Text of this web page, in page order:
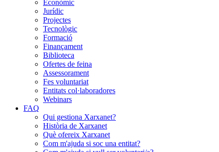
Econòmic
Jurídic
Projectes
Tecnològic
Formació
Finançament
Biblioteca
Ofertes de feina
Assessorament
Fes voluntariat
Entitats col·laboradores
Webinars
FAQ
Qui gestiona Xarxanet?
Història de Xarxanet
Què ofereix Xarxanet
Com m'ajuda si soc una entitat?